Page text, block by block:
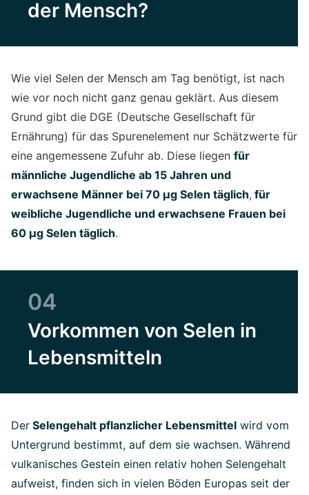
der Mensch?
Wie viel Selen der Mensch am Tag benötigt, ist nach
wie vor noch nicht ganz genau geklärt. Aus diesem
Grund gibt die DGE (Deutsche Gesellschaft für
Ernährung) für das Spurenelement nur Schätzwerte für
eine angemessene Zufuhr ab. Diese liegen für
männliche Jugendliche ab 15 Jahren und
erwachsene Männer bei 70 µg Selen täglich, für
weibliche Jugendliche und erwachsene Frauen bei
60 µg Selen täglich.
04
Vorkommen von Selen in
Lebensmitteln
Der Selengehalt pflanzlicher Lebensmittel wird vom
Untergrund bestimmt, auf dem sie wachsen. Während
vulkanisches Gestein einen relativ hohen Selengehalt
aufweist, finden sich in vielen Böden Europas seit der